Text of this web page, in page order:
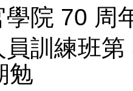
學院 70 周
員訓練班
勉